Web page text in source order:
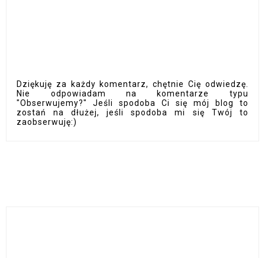
Dziękuję za każdy komentarz, chętnie Cię odwiedzę.
Nie odpowiadam na komentarze typu
"Obserwujemy?" Jeśli spodoba Ci się mój blog to
zostań na dłużej, jeśli spodoba mi się Twój to
zaobserwuję:)